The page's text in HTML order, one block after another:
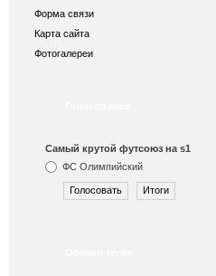
Форма связи
Карта сайта
Фотогалереи
Самый крутой футсоюз на s1
ФС Олимпийский